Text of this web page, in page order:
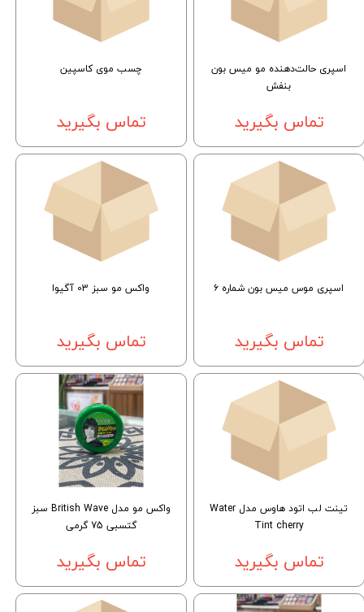
اسپری حالت‌دهنده مو میس بون
بنفش
تماس بگیرید
چسب موی کاسپین
تماس بگیرید
اسپری موس میس بون شماره ۶
تماس بگیرید
واکس مو سبز 03 آگیوا
تماس بگیرید
تینت لب اتود هاوس مدل Water
Tint cherry
تماس بگیرید
واکس مو مدل British Wave سبز
گتسبی 75 گرمی
تماس بگیرید